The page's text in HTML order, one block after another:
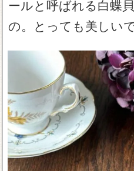
ールと呼ばれる白蝶
の。とっても美しいで